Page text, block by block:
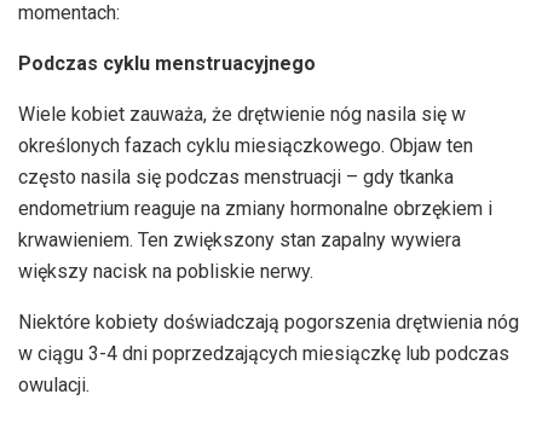
momentach:
Podczas cyklu menstruacyjnego
Wiele kobiet zauważa, że drętwienie nóg nasila się w
określonych fazach cyklu miesiączkowego. Objaw ten
często nasila się podczas menstruacji – gdy tkanka
endometrium reaguje na zmiany hormonalne obrzękiem i
krwawieniem. Ten zwiększony stan zapalny wywiera
większy nacisk na pobliskie nerwy.
Niektóre kobiety doświadczają pogorszenia drętwienia nóg
w ciągu 3-4 dni poprzedzających miesiączkę lub podczas
owulacji.